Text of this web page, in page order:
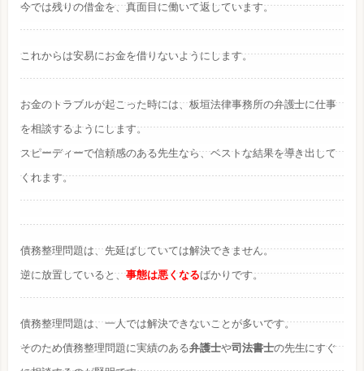
今では残りの借金を、真面目に働いて返しています。
これからは安易にお金を借りないようにします。
お金のトラブルが起こった時には、板垣法律事務所の弁護士に仕事
を相談するようにします。
スピーディーで信頼感のある先生なら、ベストな結果を導き出して
くれます。
債務整理問題は、先延ばしていては解決できません。
逆に放置していると、事態は悪くなるばかりです。
債務整理問題は、一人では解決できないことが多いです。
そのため債務整理問題に実績のある弁護士や司法書士の先生にすぐ